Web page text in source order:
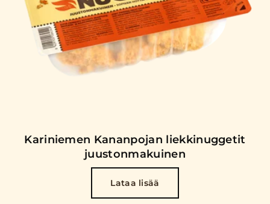
Kariniemen Kananpojan liekkinuggetit
juustonmakuinen
Lataa lisää